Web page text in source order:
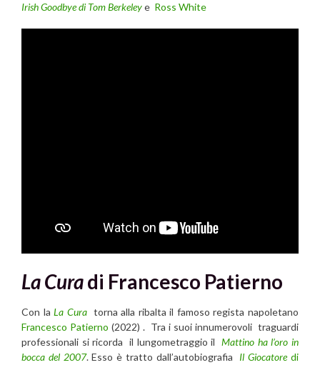
Irish Goodbye di Tom Berkeleye Ross White
La Curadi Francesco Patierno
Con laLa Cura torna alla ribalta il famoso regista napoletano
Francesco Patierno (2022) . Tra i suoi innumerovoli traguardi
professionali si ricorda il lungometraggio ilMattino ha l’oro in
bocca del 2007. Esso è tratto dall’autobiografia Il Giocatoredi